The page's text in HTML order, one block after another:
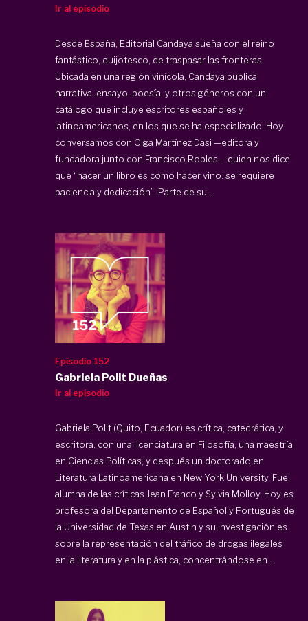
Ir al episodio
Desde España, Editorial Candaya sueña con el reino
fantástico, quijotesco, de traspasar las fronteras.
Ubicada en una región vinícola, Candaya publica
narrativa, ensayo, poesía, y otros géneros con un
catálogo que incluye escritores españoles y
latinoamericanos, en los que se ha especializado. Hoy
conversamos con Olga Martínez Dasi —editora y
fundadora junto con Francisco Robles— quien nos dice
que “hacer un libro es como hacer vino: se requiere
paciencia y dedicación”. Parte de su ...
Episodio 152
Gabriela Polit Dueñas
Ir al episodio
Gabriela Polit (Quito, Ecuador) es crítica, catedrática, y
escritora. con una licenciatura en Filosofía, una maestría
en Ciencias Políticas, y después un doctorado en
Literatura Latinoamericana en New York University. Fue
alumna de las críticas Jean Franco y Sylvia Molloy. Hoy es
profesora del Departamento de Español y Portugués de
la Universidad de Texas en Austin y su investigación es
sobre la representación del tráfico de drogas ilegales
en la literatura y en la plástica, concentrándose en ...